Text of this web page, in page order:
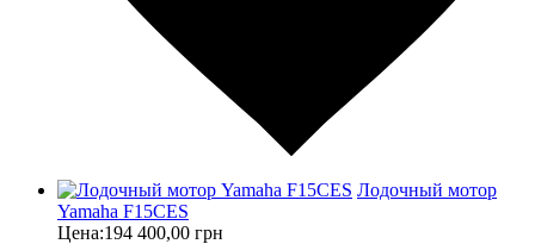
Лодочный мотор
Yamaha F15CES
Цена:194 400,00 грн